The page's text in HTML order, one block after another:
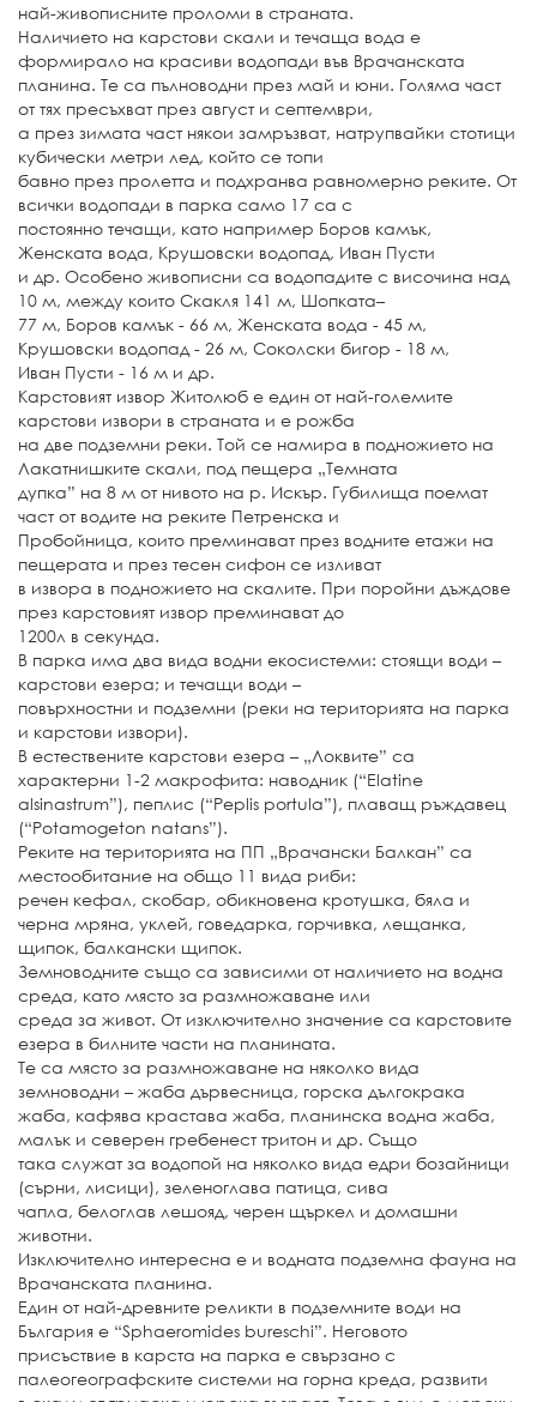
най-живописните проломи в страната.
Наличието на карстови скали и течаща вода е
формирало на красиви водопади във Врачанската
планина. Те са пълноводни през май и юни. Голяма част
от тях пресъхват през август и септември,
а през зимата част някои замръзват, натрупвайки стотици
кубически метри лед, който се топи
бавно през пролетта и подхранва равномерно реките. От
всички водопади в парка само 17 са с
постоянно течащи, като например Боров камък,
Женската вода, Крушовски водопад, Иван Пусти
и др. Особено живописни са водопадите с височина над
10 м, между които Скакля 141 м, Шопката–
77 м, Боров камък - 66 м, Женската вода - 45 м,
Крушовски водопад - 26 м, Соколски бигор - 18 м,
Иван Пусти - 16 м и др.
Карстовият извор Житолюб е един от най-големите
карстови извори в страната и е рожба
на две подземни реки. Той се намира в подножието на
Лакатнишките скали, под пещера „Темната
дупка” на 8 м от нивото на р. Искър. Губилища поемат
част от водите на реките Петренска и
Пробойница, които преминават през водните етажи на
пещерата и през тесен сифон се изливат
в извора в подножието на скалите. При поройни дъждове
през карстовият извор преминават до
1200л в секунда.
В парка има два вида водни екосистеми: стоящи води –
карстови езера; и течащи води –
повърхностни и подземни (реки на територията на парка
и карстови извори).
В естествените карстови езера – „Локвите” са
характерни 1-2 макрофита: наводник (“Еlatine
alsinastrum”), пеплис (“Peplis portula”), плаващ ръждавец
(“Potamogeton natans”).
Реките на територията на ПП „Врачански Балкан” са
местообитание на общо 11 вида риби:
речен кефал, скобар, обикновена кротушка, бяла и
черна мряна, уклей, говедарка, горчивка, лещанка,
щипок, балкански щипок.
Земноводните също са зависими от наличието на водна
среда, като място за размножаване или
среда за живот. От изключително значение са карстовите
езера в билните части на планината.
Те са място за размножаване на няколко вида
земноводни – жаба дървесница, горска дългокрака
жаба, кафява крастава жаба, планинска водна жаба,
малък и северен гребенест тритон и др. Също
така служат за водопой на няколко вида едри бозайници
(сърни, лисици), зеленоглава патица, сива
чапла, белоглав лешояд, черен щъркел и домашни
животни.
Изключително интересна е и водната подземна фауна на
Врачанската планина.
Един от най-древните реликти в подземните води на
България е “Sphaeromides bureschi”. Неговото
присъствие в карста на парка е свързано с
палеогеографските системи на горна креда, развити